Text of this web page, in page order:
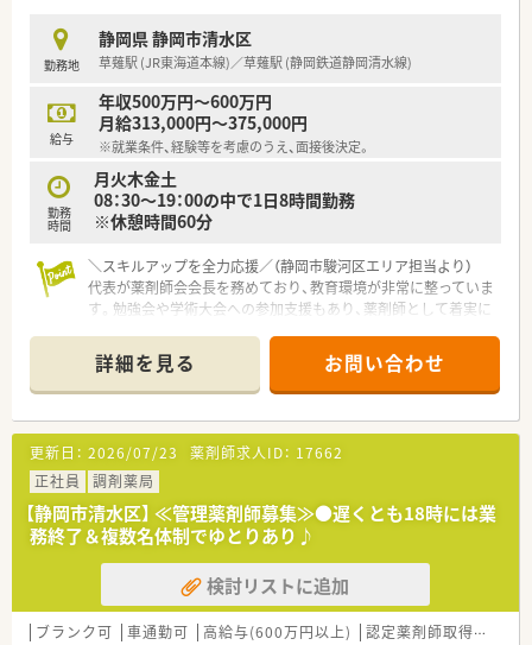
自慢の職場環境です。
【想定されるキャリアイメージ】
■店長やエリアマネージャー、支店長といった運営管理職へのキ
ャリアアップが目指せます。
■人事や教育、医療モール開発など、本部機能で専門性を発揮す
る道も用意されています。
■5年以上の勤務で独立支援制度の利用も可能で、経営者を目指
すこともできます。
■29歳で店長に昇格した場合、年収500万円程度がモデル年収と
して提示されています。
■34歳でエリアマネージャーに昇格すると年収800万円、39歳の
当で着実に収入が上がります。
勤務地
静岡県 静岡市清水区
草薙駅 (JR東海道本線)／草薙駅 (静岡鉄道静岡清水線)
給与
年収500万円～600万円
月給313,000円～375,000円
※就業条件、経験等を考慮のうえ、面接後決定。
勤務
時間
月火木金土
08：30～19：00の中で1日8時間勤務
※休憩時間60分
＼スキルアップを全力応援／（静岡市駿河区エリア担当より）
代表が薬剤師会会長を務めており、教育環境が非常に整っていま
す。勉強会や学術大会への参加支援もあり、薬剤師として着実に
＊------------------------------------------＊
【店舗情報と応需状況について】
■JR東海道本線および静岡鉄道静岡清水線の草薙駅から徒歩7
分と、通勤に便利な好立地にある調剤薬局です。
■近隣の医療機関より内科や脳神経外科の処方箋をメインに応
需し、1日あたり30枚から40枚ほどを対応します。
■現在は常勤の薬剤師が2名在籍しており、地域に密着した温か
い雰囲気のなかで日々の業務に取り組んでいます。
【法人特徴について】
■昭和45年に静岡市内で創業して以来、長きにわたって地域医
療の発展に貢献し続けてきた歴史ある法人です。
■市内にて調剤薬局を5店舗展開しており、代表は県内の薬剤師
詳細を見る お問い合わせ
更新日： 2026/07/23 薬剤師求人ID： 17662
正社員
調剤薬局
【静岡市清水区】 ≪管理薬剤師募集≫●遅くとも18時には業
務終了＆複数名体制でゆとりあり♪
検討リストに追加
ブランク可 車通勤可 高給与(600万円以上) 認定薬剤師取得支援あり